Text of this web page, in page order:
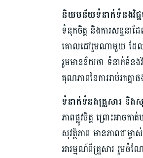
និយមន័យ​ទំនាក់ទំនងវិជ្ជ
ទំនុកចិត្ត និងការ​សន្ទនា​
គោលដៅ​រួម​ណាមួយ ដែល​ផ្ស
រួម​មាន​ន័យ​ថា​ ទំនាក់ទំនង​
គុណភាព​នៃការ​រាប់រក​គ្នា
ទំនាក់ទំនង​គ្រួសារ និង
ភាព​ផ្លូវចិត្ត ព្រោះ​អាច​ក
សុវត្ថិភាព មានភាព​ជាម្ច
អារម្មណ៍​ពីគ្រួសារ រួម​ចំណ